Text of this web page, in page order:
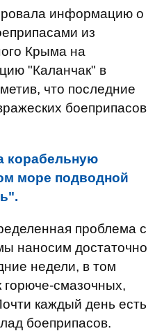
информацию о
из
Крыма на
​​"Каланчак" в
что последние
боеприпасов
корабельную
море подводной
проблема с
наносим достаточно
недели, в том
горюче-смазочных,
каждый день есть
боеприпасов.